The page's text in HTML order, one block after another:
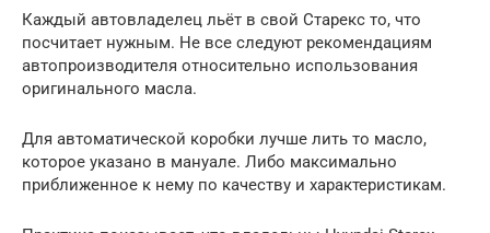
Каждый автовладелец льёт в свой Старекс то, что
посчитает нужным. Не все следуют рекомендациям
автопроизводителя относительно использования
оригинального масла.
Для автоматической коробки лучше лить то масло,
которое указано в мануале. Либо максимально
приближенное к нему по качеству и характеристикам.